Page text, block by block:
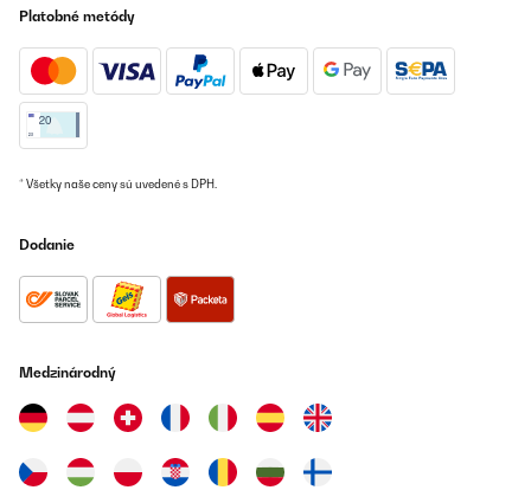
09/08/2025
Sehr gute Wahl,sind sehr zufrieden.Würde ich jederzeit wieder
kaufen.
Amazon-Benutzer
Sehr schöner 2 Flammengasherd, für Gasflasche, rostfrei, mit gut
reinigbarer Glasplatte schwarz, selbst zünder, mit
Amazon-Benutzer
Preložiť
Platobné metódy
* Všetky naše ceny sú uvedené s DPH.
Dodanie
Medzinárodný